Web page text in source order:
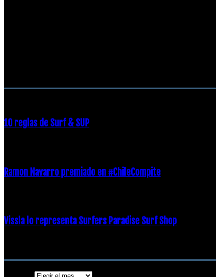
10 reglas de Surf & SUP
Ramon Navarro premiado en #ChileCompite
Vissla lo representa Surfers Paradise Surf Shop